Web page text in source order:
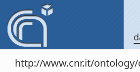
http://www.cnr.it/